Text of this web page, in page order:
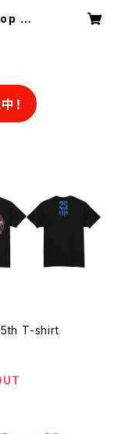
〜L
！
25th T-shirt